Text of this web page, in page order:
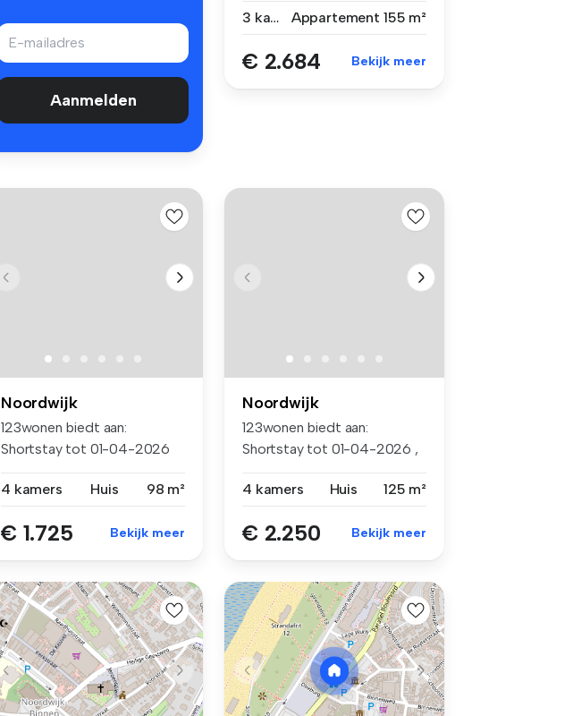
Aanmelden
3 kamers
Appartement 155 m²
€ 2.684 Bekijk meer
Noordwijk
123wonen biedt aan:
Shortstay tot 01-04-2026
4 kamers
Huis 98 m²
€ 1.725 Bekijk meer
Noordwijk
123wonen biedt aan:
Shortstay tot 01-04-2026 ,
4 kamers
Huis 125 m²
€ 2.250 Bekijk meer